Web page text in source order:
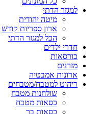
למגזר הדתי
מיטה יהודית
ארון ספריות קודש
הכל למגזר הדתי
חדרי ילדים
כורסאות
מזרנים
ארונות אמבטיה
ריהוט למטבח/מטבחים
שולחנות מטבח
כסאות מטבח
כסאות בר